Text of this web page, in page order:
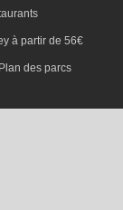
à partir de 56€
Plan des parcs